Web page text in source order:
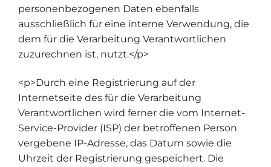
personenbezogenen Daten ebenfalls
ausschließlich für eine interne Verwendung, die
dem für die Verarbeitung Verantwortlichen
zuzurechnen ist, nutzt.</p>
<p>Durch eine Registrierung auf der
Internetseite des für die Verarbeitung
Verantwortlichen wird ferner die vom Internet-
Service-Provider (ISP) der betroffenen Person
vergebene IP-Adresse, das Datum sowie die
Uhrzeit der Registrierung gespeichert. Die